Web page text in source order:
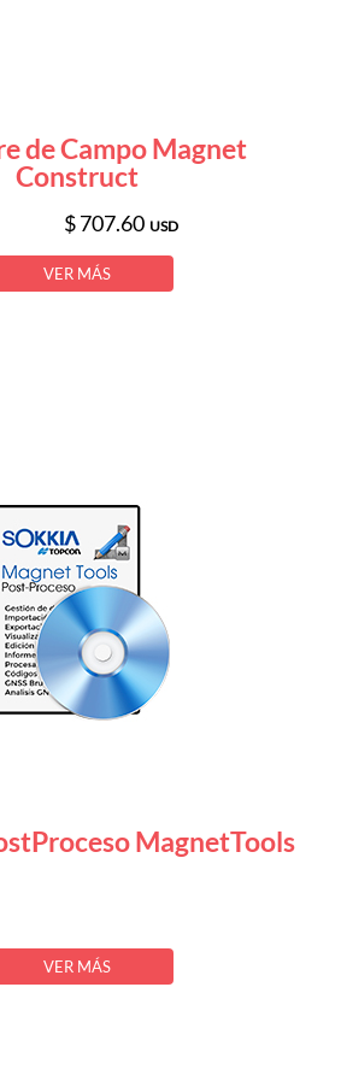
de Campo Magnet
Construct
$ 707.60 USD
VER MÁS
MagnetTools
VER MÁS